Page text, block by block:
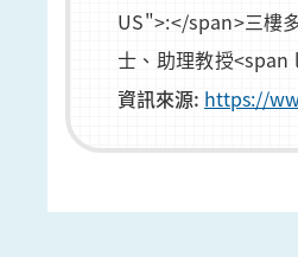
US">:</span>三樓
士、助理教授
資訊來源: https://